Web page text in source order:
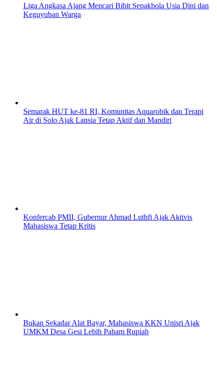
Liga Angkasa Ajang Mencari Bibit Sepakbola Usia Dini dan
Keguyuban Warga
Semarak HUT ke-81 RI, Komunitas Aquarobik dan Terapi
Air di Solo Ajak Lansia Tetap Aktif dan Mandiri
Konfercab PMII, Gubernur Ahmad Luthfi Ajak Aktivis
Mahasiswa Tetap Kritis
Bukan Sekadar Alat Bayar, Mahasiswa KKN Unisri Ajak
UMKM Desa Gesi Lebih Paham Rupiah